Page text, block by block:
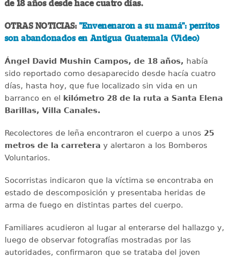
de 18 años desde hace cuatro días.
OTRAS NOTICIAS: "Envenenaron a su mamá": perritos
son abandonados en Antigua Guatemala (Video)
Ángel David Mushin Campos, de 18 años, había
sido reportado como desaparecido desde hacía cuatro
días, hasta hoy, que fue localizado sin vida en un
barranco en el kilómetro 28 de la ruta a Santa Elena
Barillas, Villa Canales.
Recolectores de leña encontraron el cuerpo a unos 25
metros de la carretera y alertaron a los Bomberos
Voluntarios.
Socorristas indicaron que la víctima se encontraba en
estado de descomposición y presentaba heridas de
arma de fuego en distintas partes del cuerpo.
Familiares acudieron al lugar al enterarse del hallazgo y,
luego de observar fotografías mostradas por las
autoridades, confirmaron que se trataba del joven